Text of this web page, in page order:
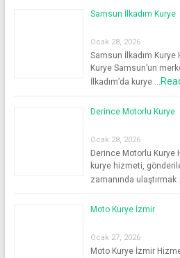
Samsun İlkadım Kurye
Ocak 28, 2026
Samsun İlkadım Kurye
Kurye Samsun’un
İlkadım’da kurye …
Derince Motorlu Kurye
Ocak 28, 2026
Derince Motorlu Kurye
kurye hizmeti,
zamanında ulaştırmak
Moto Kurye İzmir
Ocak 27, 2026
Moto Kurye İzmir